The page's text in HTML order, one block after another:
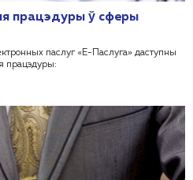
працэдуры ў сферы
паслуг «Е-Паслуга» даступны
працэдуры: